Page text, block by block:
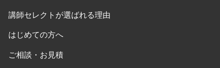
講師セレクトが選ばれる理由
はじめての方へ
ご相談・お見積